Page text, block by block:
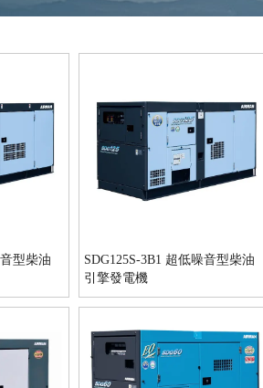
型柴油
SDG125S-3B1 超低噪音型柴油
引擎發電機